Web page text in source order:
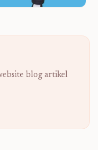
blog artikel